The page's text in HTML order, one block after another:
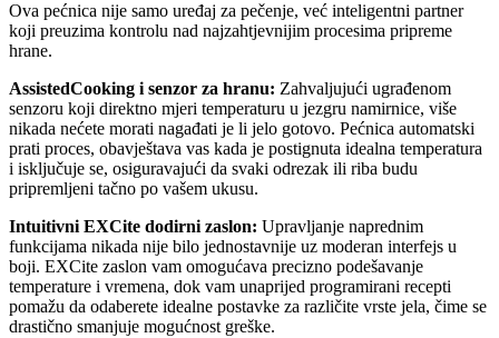
Ova pećnica nije samo uređaj za pečenje, već inteligentni partner
koji preuzima kontrolu nad najzahtjevnijim procesima pripreme
hrane.
AssistedCooking i senzor za hranu: Zahvaljujući ugrađenom
senzoru koji direktno mjeri temperaturu u jezgru namirnice, više
nikada nećete morati nagađati je li jelo gotovo. Pećnica automatski
prati proces, obavještava vas kada je postignuta idealna temperatura
i isključuje se, osiguravajući da svaki odrezak ili riba budu
pripremljeni tačno po vašem ukusu.
Intuitivni EXCite dodirni zaslon: Upravljanje naprednim
funkcijama nikada nije bilo jednostavnije uz moderan interfejs u
boji. EXCite zaslon vam omogućava precizno podešavanje
temperature i vremena, dok vam unaprijed programirani recepti
pomažu da odaberete idealne postavke za različite vrste jela, čime se
drastično smanjuje mogućnost greške.